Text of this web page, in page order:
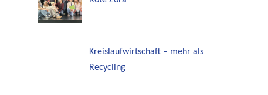
Kreislaufwirtschaft – mehr als
Recycling